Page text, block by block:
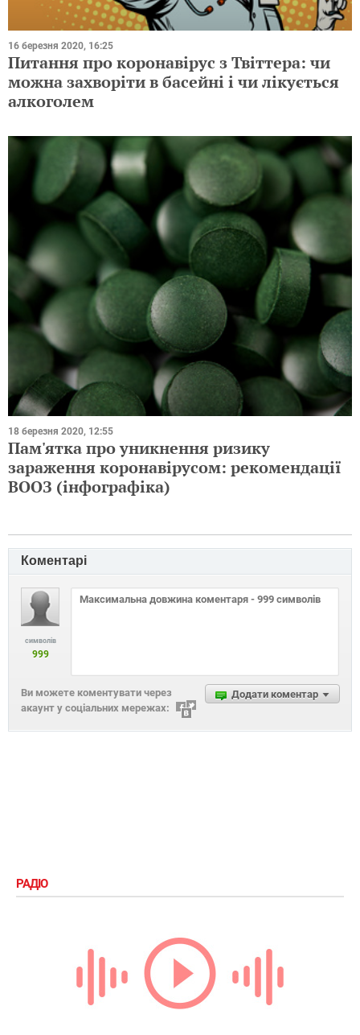
16 березня 2020, 16:25
Питання про коронавірус з Твіттера: чи
можна захворіти в басейні і чи лікується
алкоголем
18 березня 2020, 12:55
Пам'ятка про уникнення ризику
зараження коронавірусом: рекомендації
ВООЗ (інфографіка)
Коментарі
символів
999
Додати коментар
Ви можете коментувати через
акаунт у соціальних мережах:
РАДІО